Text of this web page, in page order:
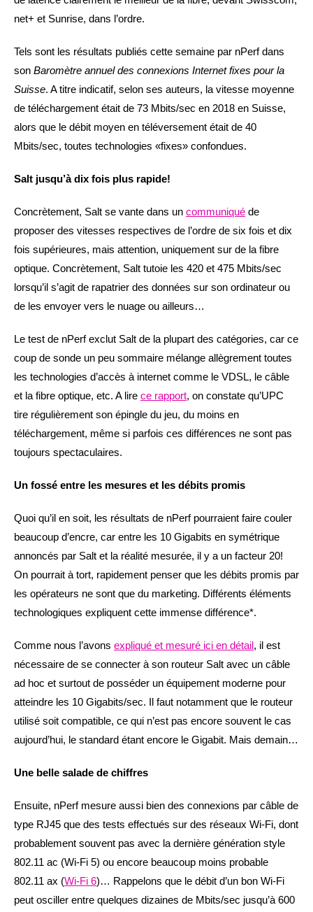
net+ et Sunrise, dans l’ordre.
Tels sont les résultats publiés cette semaine par nPerf dans
son Baromètre annuel des connexions Internet fixes pour la
Suisse. A titre indicatif, selon ses auteurs, la vitesse moyenne
de téléchargement était de 73 Mbits/sec en 2018 en Suisse,
alors que le débit moyen en téléversement était de 40
Mbits/sec, toutes technologies «fixes» confondues.
Salt jusqu’à dix fois plus rapide!
Concrètement, Salt se vante dans un communiqué de
proposer des vitesses respectives de l’ordre de six fois et dix
fois supérieures, mais attention, uniquement sur de la fibre
optique. Concrètement, Salt tutoie les 420 et 475 Mbits/sec
lorsqu’il s’agit de rapatrier des données sur son ordinateur ou
de les envoyer vers le nuage ou ailleurs…
Le test de nPerf exclut Salt de la plupart des catégories, car ce
coup de sonde un peu sommaire mélange allègrement toutes
les technologies d’accès à internet comme le VDSL, le câble
et la fibre optique, etc. A lire ce rapport, on constate qu’UPC
tire régulièrement son épingle du jeu, du moins en
téléchargement, même si parfois ces différences ne sont pas
toujours spectaculaires.
Un fossé entre les mesures et les débits promis
Quoi qu’il en soit, les résultats de nPerf pourraient faire couler
beaucoup d’encre, car entre les 10 Gigabits en symétrique
annoncés par Salt et la réalité mesurée, il y a un facteur 20!
On pourrait à tort, rapidement penser que les débits promis par
les opérateurs ne sont que du marketing. Différents éléments
technologiques expliquent cette immense différence*.
Comme nous l’avons expliqué et mesuré ici en détail , il est
nécessaire de se connecter à son routeur Salt avec un câble
ad hoc et surtout de posséder un équipement moderne pour
atteindre les 10 Gigabits/sec. Il faut notamment que le routeur
utilisé soit compatible, ce qui n’est pas encore souvent le cas
aujourd’hui, le standard étant encore le Gigabit. Mais demain…
Une belle salade de chiffres
Ensuite, nPerf mesure aussi bien des connexions par câble de
type RJ45 que des tests effectués sur des réseaux Wi-Fi, dont
probablement souvent pas avec la dernière génération style
802.11 ac (Wi-Fi 5) ou encore beaucoup moins probable
802.11 ax (Wi-Fi 6)… Rappelons que le débit d’un bon Wi-Fi
peut osciller entre quelques dizaines de Mbits/sec jusqu’à 600